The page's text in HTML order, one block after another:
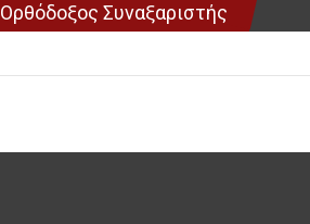
Ορθόδοξος Συναξαριστής